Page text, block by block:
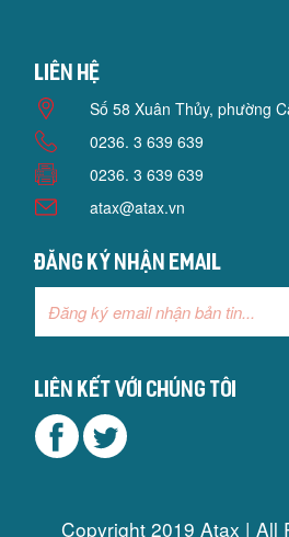
Liên hệ
Số 58 Xuân Thủy, phường
0236. 3 639 639
0236. 3 639 639
atax@atax.vn
Đăng ký nhận email
Liên kết với chúng tôi
Copyright 2019 Atax | All